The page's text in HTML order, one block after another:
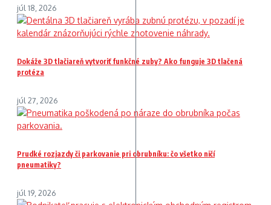
júl 18, 2026
Dokáže 3D tlačiareň vytvoriť funkčné zuby? Ako funguje 3D tlačená
protéza
júl 27, 2026
Prudké rozjazdy či parkovanie pri obrubníku: čo všetko ničí
pneumatiky?
júl 19, 2026